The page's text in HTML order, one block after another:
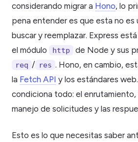
considerando migrar a Hono, lo
pena entender es que esta no es
buscar y reemplazar. Express
el módulo
http de Node y sus
req / res . Hono, en cambio,
la Fetch API y los estándares
condiciona todo: el enrutamiento,
manejo de solicitudes y las
Esto es lo que necesitas saber